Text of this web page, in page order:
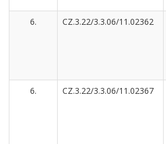
6.
CZ.3.22/3.3.06/11.02362
6.
CZ.3.22/3.3.06/11.02367